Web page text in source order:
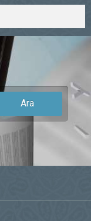
Ara